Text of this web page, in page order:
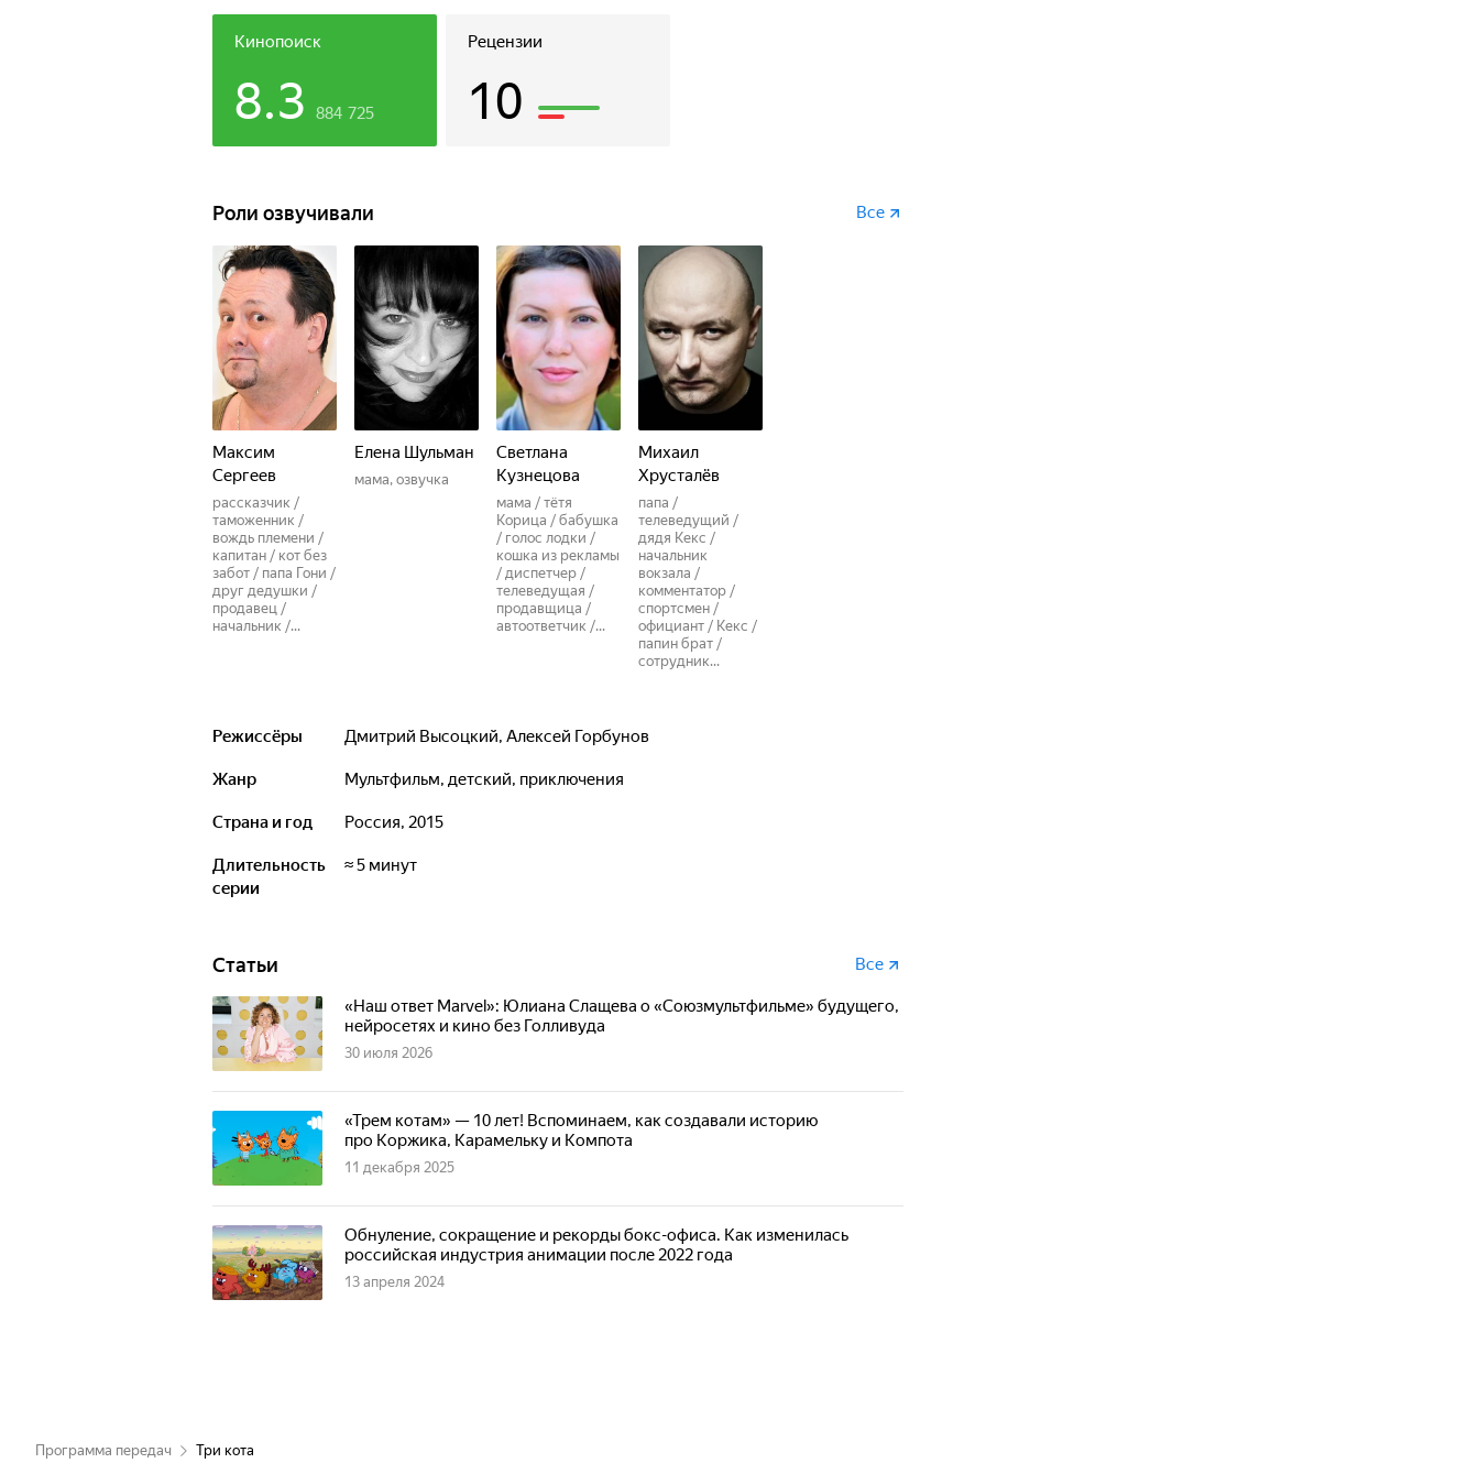
Кинопоиск
8.3 884 725
Рецензии
10
Роли озвучивали Все
Максим
Сергеев
рассказчик /
таможенник /
вождь племени /
капитан / кот без
забот / папа Гони /
друг дедушки /
продавец /
начальник /...
Елена Шульман
мама, озвучка
Светлана
Кузнецова
мама / тётя
Корица / бабушка
/ голос лодки /
кошка из рекламы
/ диспетчер /
телеведущая /
продавщица /
автоответчик /...
Михаил
Хрусталёв
папа /
телеведущий /
дядя Кекс /
начальник
вокзала /
комментатор /
спортсмен /
официант / Кекс /
папин брат /
сотрудник...
Режиссёры Дмитрий Высоцкий, Алексей Горбунов
Жанр мультфильм, детский, приключения
Страна и год Россия, 2015
Длительность
серии
≈ 5 минут
Статьи Все
«Наш ответ Marvel»: Юлиана Слащева о «Союзмультфильме» будущего,
нейросетях и кино без Голливуда
30 июля 2026
«Трем котам» — 10 лет! Вспоминаем, как создавали историю
про Коржика, Карамельку и Компота
11 декабря 2025
Обнуление, сокращение и рекорды бокс-офиса. Как изменилась
российская индустрия анимации после 2022 года
13 апреля 2024
Программа передач Три кота